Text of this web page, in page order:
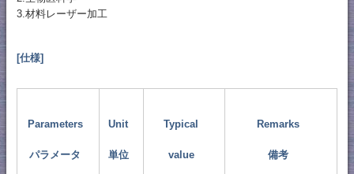
3.材料レーザー加工
[仕様]
Parameters
パラメータ
Unit
単位
Typical
value
Remarks
備考